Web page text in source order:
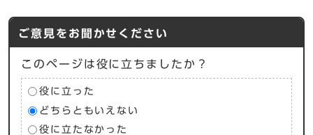
ご意見をお聞かせください
このページは役に立ちましたか？
役に立った
どちらともいえない
役に立たなかった